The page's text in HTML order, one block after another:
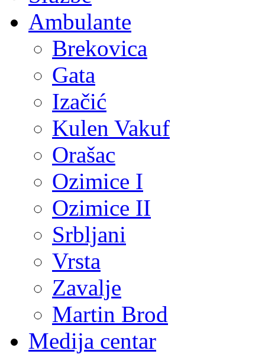
Ambulante
Brekovica
Gata
Izačić
Kulen Vakuf
Orašac
Ozimice I
Ozimice II
Srbljani
Vrsta
Zavalje
Martin Brod
Medija centar